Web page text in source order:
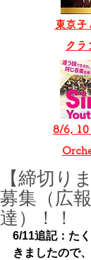
8/6, 10
東京子
クラ
【締切り
募集（広
達）！！
6/11追記：た
きましたので